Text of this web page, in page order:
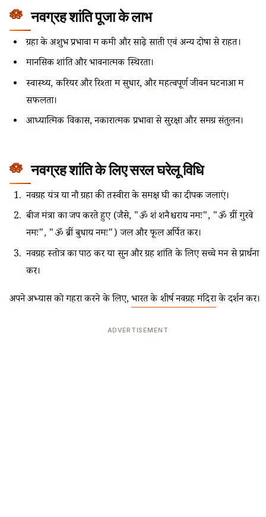
नवग्रह शांति पूजा के लाभ
ग्रहों के अशुभ प्रभावों में कमी और साढ़े साती एवं अन्य दोषों से राहत।
मानसिक शांति और भावनात्मक स्थिरता।
स्वास्थ्य, करियर और रिश्तों में सुधार, और महत्वपूर्ण जीवन घटनाओं में
सफलता।
आध्यात्मिक विकास, नकारात्मक प्रभावों से सुरक्षा और समग्र संतुलन।
नवग्रह शांति के लिए सरल घरेलू विधि
नवग्रह यंत्र या नौ ग्रहों की तस्वीरों के समक्ष घी का दीपक जलाएं।
बीज मंत्रों का जप करते हुए (जैसे, "ॐ शं शनैश्चराय नमः", "ॐ ग्रीं गुरवे
नमः", "ॐ ब्रीं बुधाय नमः") जल और फूल अर्पित करें।
नवग्रह स्तोत्र का पाठ करें या सुनें और ग्रह शांति के लिए सच्चे मन से प्रार्थना
करें।
अपने अभ्यास को गहरा करने के लिए,भारत के शीर्ष नवग्रह मंदिरोंके दर्शन करें।
ADVERTISEMENT